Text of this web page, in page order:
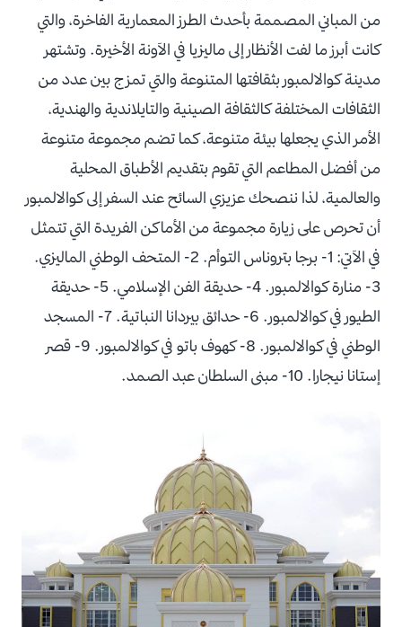
من المباني المصممة بأحدث الطرز المعمارية الفاخرة، والتي
كانت أبرز ما لفت الأنظار إلى ماليزيا في الآونة الأخيرة. وتشتهر
مدينة كوالالمبور بثقافتها المتنوعة والتي تمزج بين عدد من
الثقافات المختلفة كالثقافة الصينية والتايلاندية والهندية،
الأمر الذي يجعلها بيئة متنوعة، كما تضم مجموعة متنوعة
من أفضل المطاعم التي تقوم بتقديم الأطباق المحلية
والعالمية، لذا ننصحك عزيزي السائح عند السفر إلى كوالالمبور
أن تحرص على زيارة مجموعة من الأماكن الفريدة التي تتمثل
في الآتي:
برجا بتروناس التوأم. 2- المتحف الوطني الماليزي.
3- منارة كوالالمبور.
4- حديقة الفن الإسلامي.
5- حديقة
الطيور في كوالالمبور. 6- حدائق بيردانا النباتية.
7- المسجد
الوطني في كوالالمبور. 8- كهوف باتو في كوالالمبور.
9- قصر
إستانا نيجارا. 10- مبنى السلطان عبد الصمد.